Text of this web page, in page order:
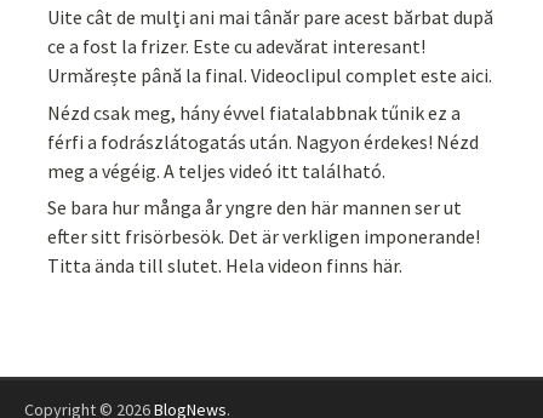
Uite cât de mulți ani mai tânăr pare acest bărbat după
ce a fost la frizer. Este cu adevărat interesant!
Urmărește până la final. Videoclipul complet este aici.
Nézd csak meg, hány évvel fiatalabbnak tűnik ez a
férfi a fodrászlátogatás után. Nagyon érdekes! Nézd
meg a végéig. A teljes videó itt található.
Se bara hur många år yngre den här mannen ser ut
efter sitt frisörbesök. Det är verkligen imponerande!
Titta ända till slutet. Hela videon finns här.
Copyright © 2026BlogNews.